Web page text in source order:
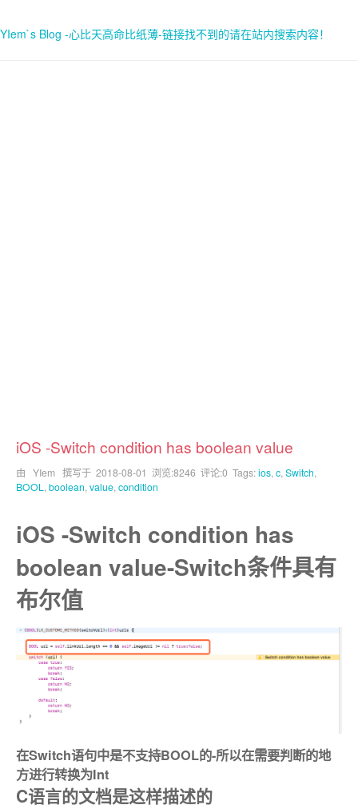
YIem`s Blog -心比天高命比纸薄-链接找不到的请在站内搜索内容！
iOS -Switch condition has boolean value
由 YIem 撰写于 2018-08-01 浏览:8246 评论:0 Tags:ios, c, Switch,
BOOL , boolean, value, condition
iOS -Switch condition has
boolean value-Switch条件具有
布尔值
在Switch语句中是不支持BOOL的-所以在需要判断的地
方进行转换为Int
C语言的文档是这样描述的